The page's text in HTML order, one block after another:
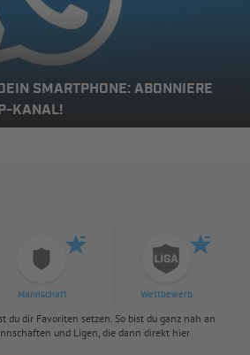
SMARTPHONE: ABONNIERE
KANAL!
Mannschaft Wettbewerb
du dir Favoriten setzen. So bist du ganz nah an
und Ligen, die dann direkt hier